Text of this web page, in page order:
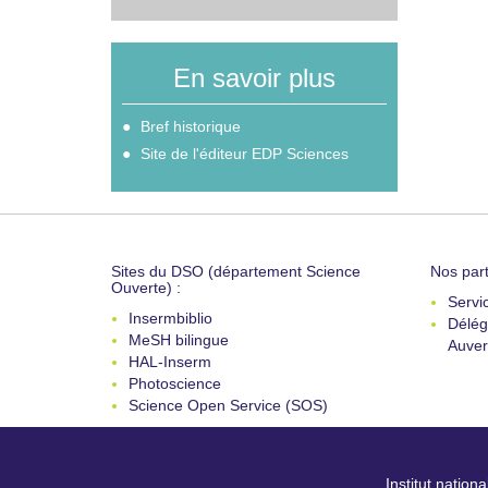
En savoir plus
Bref historique
Site de l'éditeur EDP Sciences
Sites du DSO (département Science
Ouverte) :
Insermbiblio
MeSH bilingue
HAL-Inserm
Photoscience
Science Open Service (SOS)
Nos
Institut